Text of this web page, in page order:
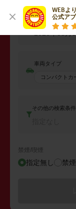
WEBよ
公式ア
返却日時
車両タイプ
コンパクトカ
その他の検索条件
禁煙/喫煙
指定無し 禁煙